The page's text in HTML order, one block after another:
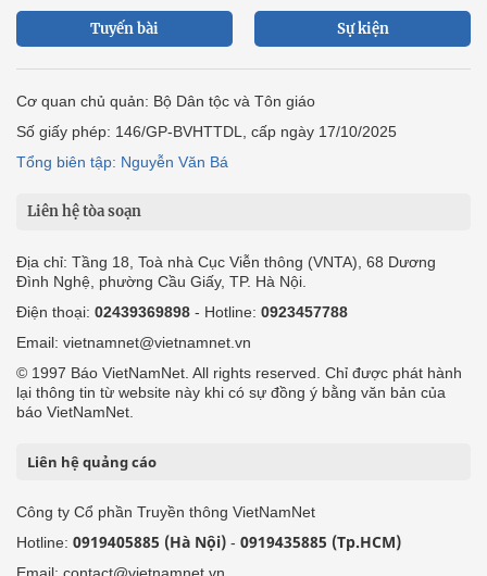
Liên hệ tòa soạn
Đình Nghệ, phường Cầu Giấy, TP. Hà Nội.
Điện thoại:02439369898- Hotline:0923457788
Email: vietnamnet@vietnamnet.vn
© 1997 Báo VietNamNet. All rights reserved. Chỉ được phát hành
lại thông tin từ website này khi có sự đồng ý bằng văn bản của
Liên hệ quảng cáo
Công ty Cổ phần Truyền thông VietNamNet
Hotline:0919405885 (Hà Nội)-0919435885 (Tp.HCM)
Email: contact@vietnamnet.vn
Hỗ trợ kỹ thuật: support@tech.vietnamnet.vn
Tải ứng dụng Độc giả gửi bài